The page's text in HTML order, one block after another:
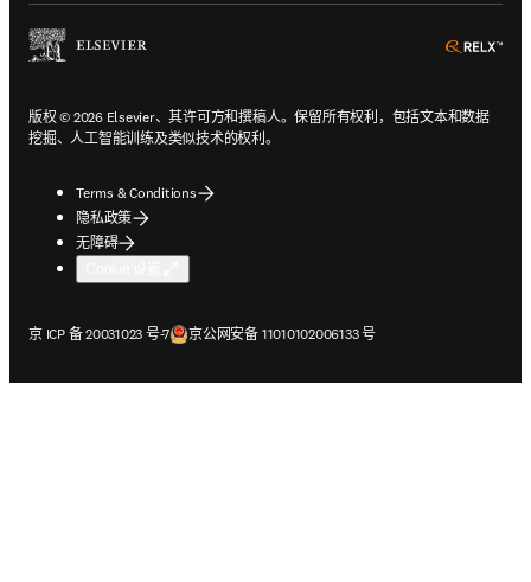
版权 © 2026 Elsevier、其许可方和撰稿人。保留所有权利，包括文本和数据
挖掘、人工智能训练及类似技术的权利。
Terms & Conditions
隐私政策
无障碍
京 ICP 备 20031023 号-7
在新的选项卡/窗口中打开京公网安备 11010102006133 号
在新的选项卡/窗口中打开